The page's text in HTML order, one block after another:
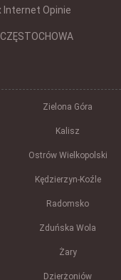
Internet Opinie
Zielona Góra
Kalisz
Ostrów Wielkopolski
Kędzierzyn-Koźle
Radomsko
Zduńska Wola
Żary
Dzierżoniów